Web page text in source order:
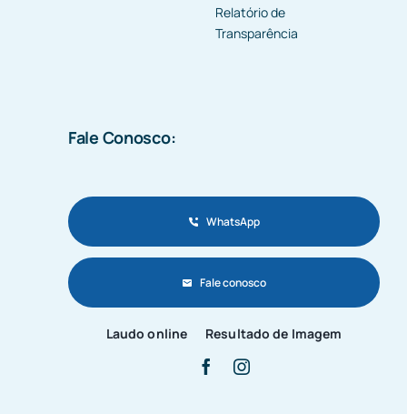
Relatório de
Transparência
Fale Conosco:
WhatsApp
Fale conosco
Laudo online Resultado de Imagem